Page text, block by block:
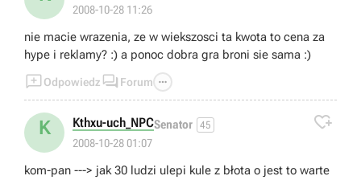
Dostaja wiec gracze swoje swiecidelka i musza za to
zaplacic odpowiednia cene... a poniewaz z mysleniem u
nich ciezko to placa tyle ile im kaza :) - simple as that.
2008-10-28 11:26
nie macie wrazenia, ze w wiekszosci ta kwota to cena za
hype i reklamy? :) a ponoc dobra gra broni sie sama :)
Odpowiedz  Forum 
K Kthxu-uch_NPCSenator 45
2008-10-28 01:07

kom-pan ---> jak 30 ludzi ulepi kule z błota o jest to warte